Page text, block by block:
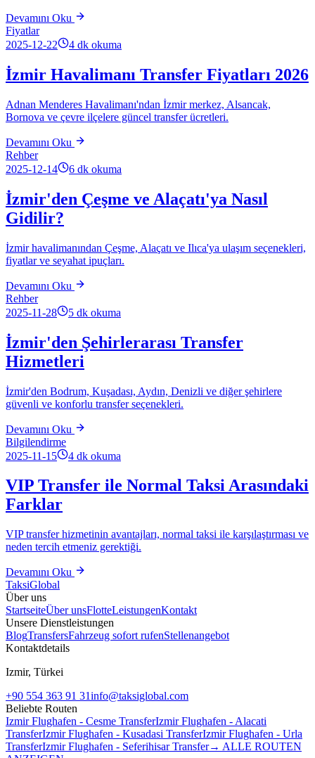
Devamını Oku
Fiyatlar
2025-12-22
4 dk okuma
İzmir Havalimanı Transfer Fiyatları 2026
Adnan Menderes Havalimanı'ndan İzmir merkez, Alsancak,
Bornova ve çevre ilçelere güncel transfer ücretleri.
Devamını Oku
Rehber
2025-12-14
6 dk okuma
İzmir'den Çeşme ve Alaçatı'ya Nasıl
Gidilir?
İzmir havalimanından Çeşme, Alaçatı ve Ilıca'ya ulaşım seçenekleri,
fiyatlar ve seyahat ipuçları.
Devamını Oku
Rehber
2025-11-28
5 dk okuma
İzmir'den Şehirlerarası Transfer
Hizmetleri
İzmir'den Bodrum, Kuşadası, Aydın, Denizli ve diğer şehirlere
güvenli ve konforlu transfer seçenekleri.
Devamını Oku
Bilgilendirme
2025-11-15
4 dk okuma
VIP Transfer ile Normal Taksi Arasındaki
Farklar
VIP transfer hizmetinin avantajları, normal taksi ile karşılaştırması ve
neden tercih etmeniz gerektiği.
Devamını Oku
TaksiGlobal
Über uns
StartseiteÜber unsFlotteLeistungenKontakt
Unsere Dienstleistungen
BlogTransfersFahrzeug sofort rufenStellenangebot
Kontaktdetails
Izmir, Türkei
+90 554 363 91 31info@taksiglobal.com
Beliebte Routen
Izmir Flughafen - Cesme TransferIzmir Flughafen - Alacati
TransferIzmir Flughafen - Kusadasi TransferIzmir Flughafen - Urla
TransferIzmir Flughafen - Seferihisar Transfer→ ALLE ROUTEN